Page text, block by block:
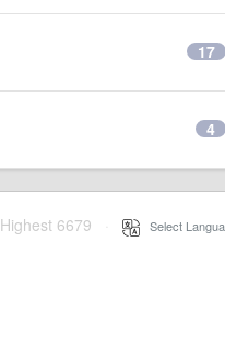
17
4
Highest 6679 Select